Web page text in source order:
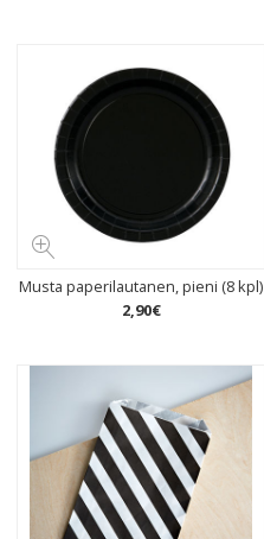
Musta paperilautanen, pieni (8 kpl)
2,90€